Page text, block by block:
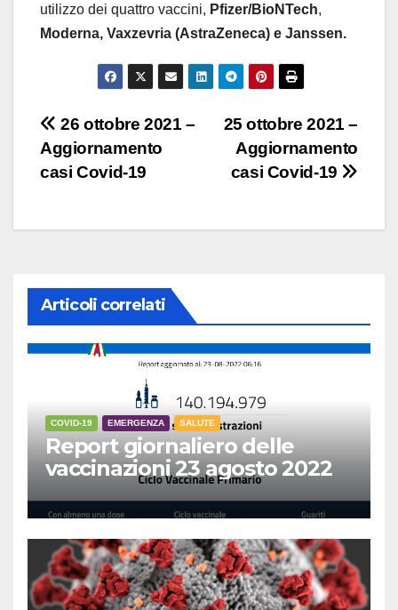
utilizzo dei quattro vaccini, Pfizer/BioNTech,
Moderna, Vaxzevria (AstraZeneca) e Janssen.
Navigazione
articoli
25 ottobre 2021 –
Aggiornamento
casi Covid-19
26 ottobre 2021 –
Aggiornamento
casi Covid-19
Articoli correlati
COVID-19 EMERGENZA SALUTE
Report giornaliero delle
vaccinazioni 23 agosto 2022